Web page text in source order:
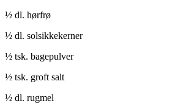
½ dl. hørfrø
½ dl. solsikkekerner
½ tsk. bagepulver
½ tsk. groft salt
½ dl. rugmel